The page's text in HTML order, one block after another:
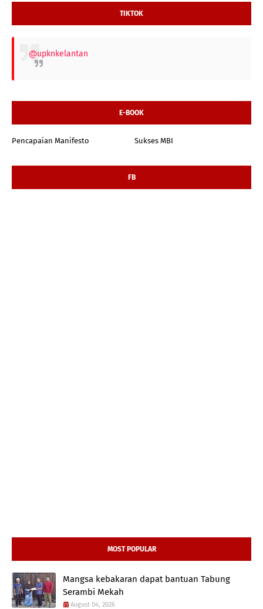
TIKTOK
@upknkelantan
E-BOOK
Pencapaian Manifesto Sukses MBI
FB
MOST POPULAR
Mangsa kebakaran dapat bantuan Tabung
Serambi Mekah
August 04, 2026